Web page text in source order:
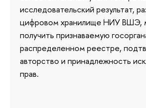
исследовательский результат,
цифровом хранилище НИУ ВШЭ,
получить признаваемую
распределенном реестре,
авторство и принадлежность
прав.